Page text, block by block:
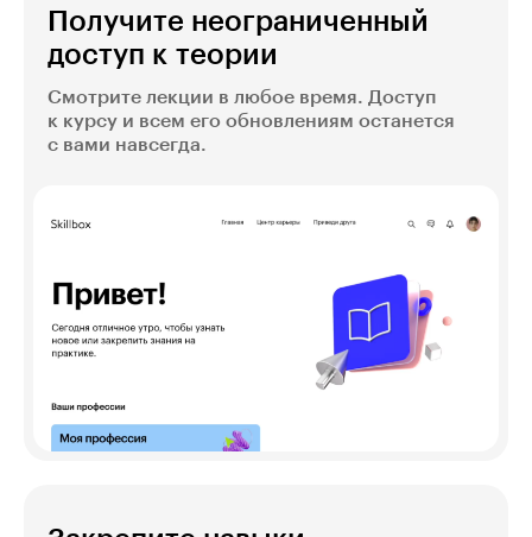
Получите неограниченный
доступ к теории
Смотрите лекции в любое время. Доступ
к курсу и всем его обновлениям останется
с вами навсегда.